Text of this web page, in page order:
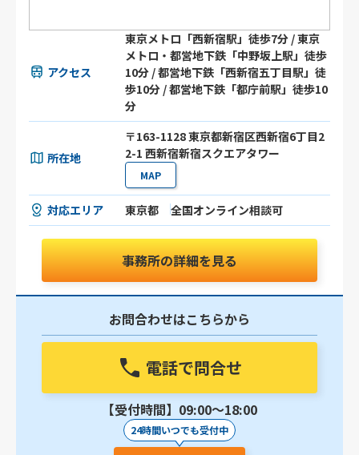
アクセス
東京メトロ「西新宿駅」徒歩7分 / 東京
メトロ・都営地下鉄「中野坂上駅」徒歩
10分 / 都営地下鉄「西新宿五丁目駅」徒
歩10分 / 都営地下鉄「都庁前駅」徒歩10
分
所在地
〒163-1128 東京都新宿区西新宿6丁目2
2-1 西新宿新宿スクエアタワー
MAP
対応エリア 東京都 全国オンライン相談可
事務所の詳細を見る
お問合わせはこちらから
電話で問合せ
【受付時間】09:00〜18:00
24時間いつでも受付中